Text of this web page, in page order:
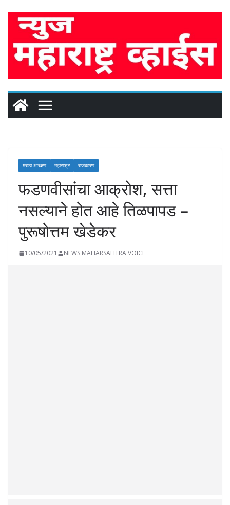
मराठा आरक्षण महाराष्ट्र राजकारण
फडणवीसांचा आक्रोश, सत्ता
नसल्याने होत आहे तिळपापड –
पुरूषोत्तम खेडेकर
10/05/2021 NEWS MAHARSAHTRA VOICE